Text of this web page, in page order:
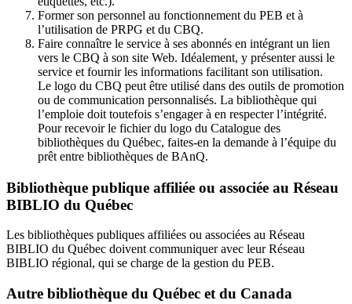
Former son personnel au fonctionnement du PEB et à
l’utilisation de PRPG et du CBQ.
Faire connaître le service à ses abonnés en intégrant un lien
vers le CBQ à son site Web. Idéalement, y présenter aussi le
service et fournir les informations facilitant son utilisation.
Le logo du CBQ peut être utilisé dans des outils de promotion
ou de communication personnalisés. La bibliothèque qui
l’emploie doit toutefois s’engager à en respecter l’intégrité.
Pour recevoir le fichier du logo du Catalogue des
bibliothèques du Québec, faites-en la demande à l’équipe du
prêt entre bibliothèques de BAnQ.
Bibliothèque publique affiliée ou associée au Réseau
BIBLIO du Québec
Les bibliothèques publiques affiliées ou associées au Réseau
BIBLIO du Québec doivent communiquer avec leur Réseau
BIBLIO régional, qui se charge de la gestion du PEB.
Autre bibliothèque du Québec et du Canada